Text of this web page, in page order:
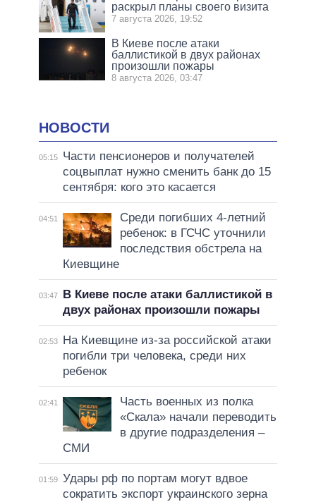
раскрыл планы своего визита
7 августа 2026, 19:52
В Киеве после атаки
баллистикой в двух районах
произошли пожары
8 августа 2026, 03:47
НОВОСТИ
05:15
Части пенсионеров и получателей
соцвыплат нужно сменить банк до 15
сентября: кого это касается
04:51
Среди погибших 4-летний
ребенок: в ГСЧС уточнили
последствия обстрела на
Киевщине
03:47
В Киеве после атаки баллистикой в
двух районах произошли пожары
02:53
На Киевщине из-за российской атаки
погибли три человека, среди них
ребенок
02:41
Часть военных из полка
«Скала» начали переводить
в другие подразделения –
СМИ
01:59 Удары рф по портам могут вдвое
сократить экспорт украинского зерна